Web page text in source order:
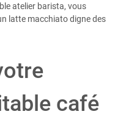
atelier barista, vous
latte macchiato digne des
café